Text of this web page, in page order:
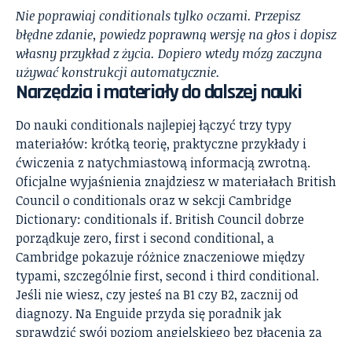
Nie poprawiaj conditionals tylko oczami. Przepisz
błędne zdanie, powiedz poprawną wersję na głos i dopisz
własny przykład z życia. Dopiero wtedy mózg zaczyna
używać konstrukcji automatycznie.
Narzędzia i materiały do dalszej nauki
Do nauki conditionals najlepiej łączyć trzy typy
materiałów: krótką teorię, praktyczne przykłady i
ćwiczenia z natychmiastową informacją zwrotną.
Oficjalne wyjaśnienia znajdziesz w materiałachBritish
Council o conditionals oraz w sekcjiCambridge
Dictionary: conditionals if. British Council dobrze
porządkuje zero, first i second conditional, a
Cambridge pokazuje różnice znaczeniowe między
typami, szczególnie first, second i third conditional.
Jeśli nie wiesz, czy jesteś na B1 czy B2, zacznij od
diagnozy. Na Enguide przyda się poradnikjak
sprawdzić swój poziom angielskiego bez płacenia za